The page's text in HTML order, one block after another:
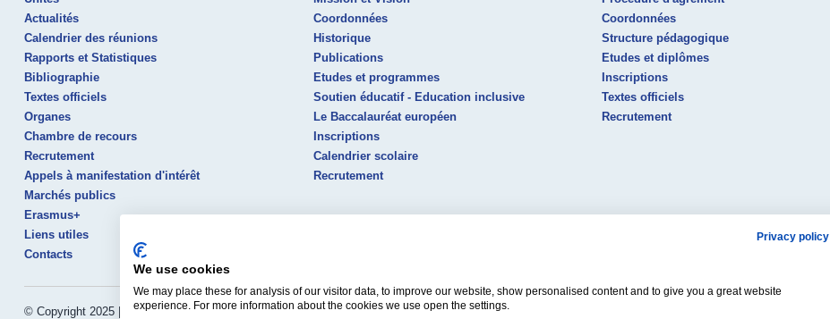
Privacy policy
We use cookies
We may place these for analysis of our visitor data, to improve our website, show personalised content and to give you a great website
experience. For more information about the cookies we use open the settings.
Actualités
Calendrier des réunions
Rapports et Statistiques
Bibliographie
Textes officiels
Organes
Chambre de recours
Recrutement
Appels à manifestation d'intérêt
Marchés publics
Erasmus+
Liens utiles
Contacts
Coordonnées
Historique
Publications
Etudes et programmes
Soutien éducatif - Education inclusive
Le Baccalauréat européen
Inscriptions
Calendrier scolaire
Recrutement
Coordonnées
Structure pédagogique
Etudes et diplômes
Inscriptions
Textes officiels
Recrutement
© Copyright 2025 | Tous droits réservés